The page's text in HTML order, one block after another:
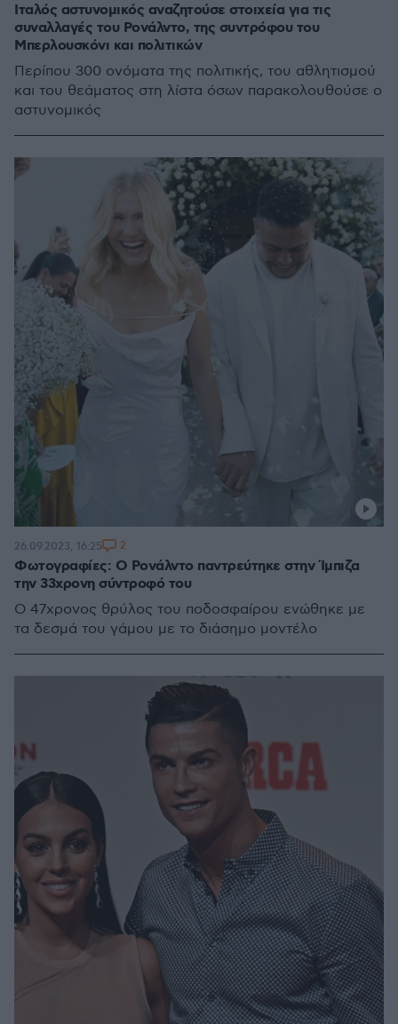
Ιταλός αστυνομικός αναζητούσε στοιχεία για τις
συναλλαγές του Ρονάλντο, της συντρόφου του
Μπερλουσκόνι και πολιτικών
Περίπου 300 ονόματα της πολιτικής, του αθλητισμού
και του θεάματος στη λίστα όσων παρακολουθούσε ο
αστυνομικός
Φωτογραφίες: Ο Ρονάλντο παντρεύτηκε στην Ίμπιζα
την 33χρονη σύντροφό του
Ο 47χρονος θρύλος του ποδοσφαίρου ενώθηκε με
τα δεσμά του γάμου με το διάσημο μοντέλο
26.09.2023, 16:25 2